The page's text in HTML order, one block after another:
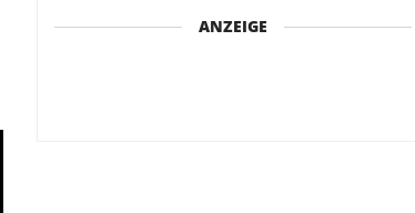
ANZEIGE